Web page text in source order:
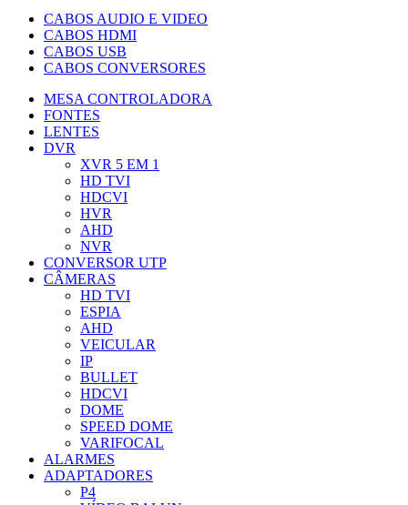
CABOS AUDIO E VIDEO
CABOS HDMI
CABOS USB
CABOS CONVERSORES
MESA CONTROLADORA
FONTES
LENTES
DVR
XVR 5 EM 1
HD TVI
HDCVI
HVR
AHD
NVR
CONVERSOR UTP
CÂMERAS
HD TVI
ESPIA
AHD
VEICULAR
IP
BULLET
HDCVI
DOME
SPEED DOME
VARIFOCAL
ALARMES
ADAPTADORES
P4